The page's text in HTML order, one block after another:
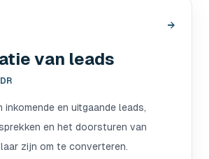
→
van leads
en uitgaande leads,
en het doorsturen van
zijn om te converteren.